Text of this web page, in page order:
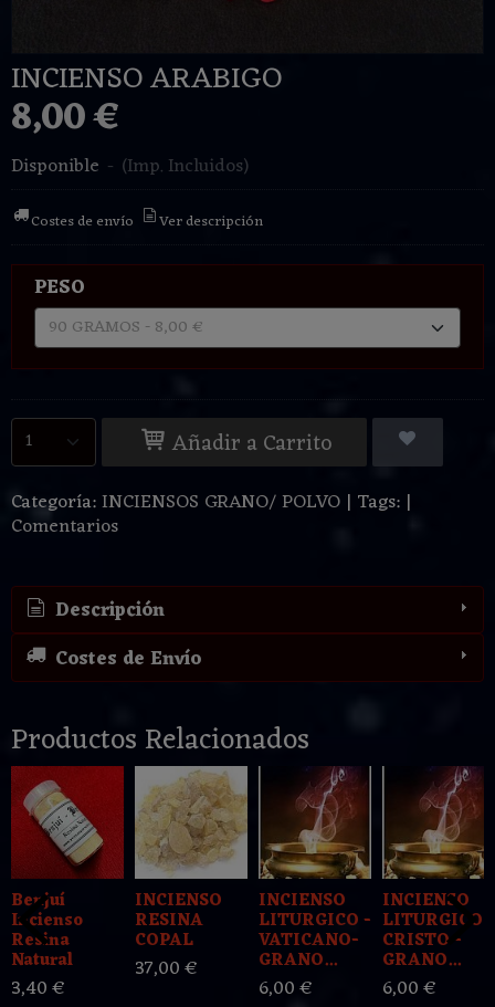
INCIENSO ARABIGO
8,00 €
Disponible - (Imp. Incluidos)
Costes de envío Ver descripción
PESO
Añadir a Carrito
Categoría:INCIENSOS GRANO/ POLVO | Tags: |
Comentarios
Descripción
Costes de Envío
Productos Relacionados
Benjuí
Incienso
Resina
Natural
3,40 €
INCIENSO
RESINA
COPAL
37,00 €
INCIENSO
LITURGICO -
VATICANO-
GRANO...
6,00 €
INCIENSO
LITURGICO -
CRISTO -
GRANO...
6,00 €